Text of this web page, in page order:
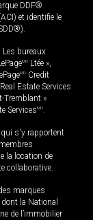
DDF®
et identifie le
bureaux
MD Ltée »,
MD Credit
Estate Services
Tremblant »
ServicesMD.
s'y rapportent
la location de
collaborative.
marques
la National
de l’immobilier